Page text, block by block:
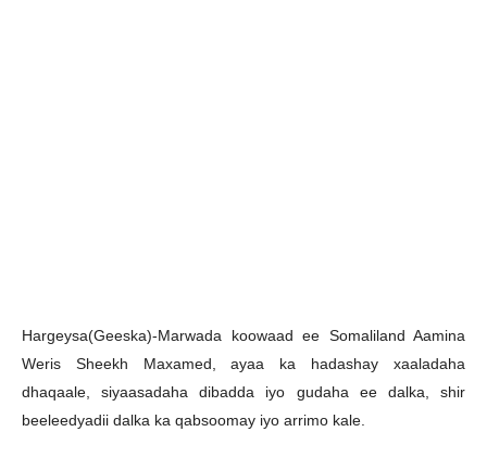
Hargeysa(Geeska)-Marwada koowaad ee Somaliland Aamina
Weris Sheekh Maxamed, ayaa ka hadashay xaaladaha
dhaqaale, siyaasadaha dibadda iyo gudaha ee dalka, shir
beeleedyadii dalka ka qabsoomay iyo arrimo kale.